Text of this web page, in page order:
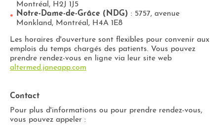
Montréal, H2J 1J5
Notre-Dame-de-Grâce (NDG) : 5757, avenue
Monkland, Montréal, H4A 1E8
Les horaires d'ouverture sont flexibles pour convenir aux
emplois du temps chargés des patients. Vous pouvez
prendre rendez-vous en ligne via leur site web​
altermed.janeapp.com
Contact
Pour plus d'informations ou pour prendre rendez-vous,
vous pouvez appeler :